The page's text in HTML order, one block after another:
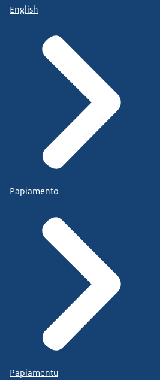
English
Papiamento
Papiamentu